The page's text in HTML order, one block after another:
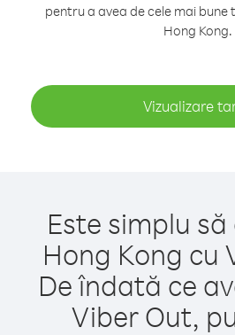
pentru a avea de cele mai
Hong Kong.
Vizualizare
Este simplu
Hong Kong cu
De îndată ce
Viber Out,